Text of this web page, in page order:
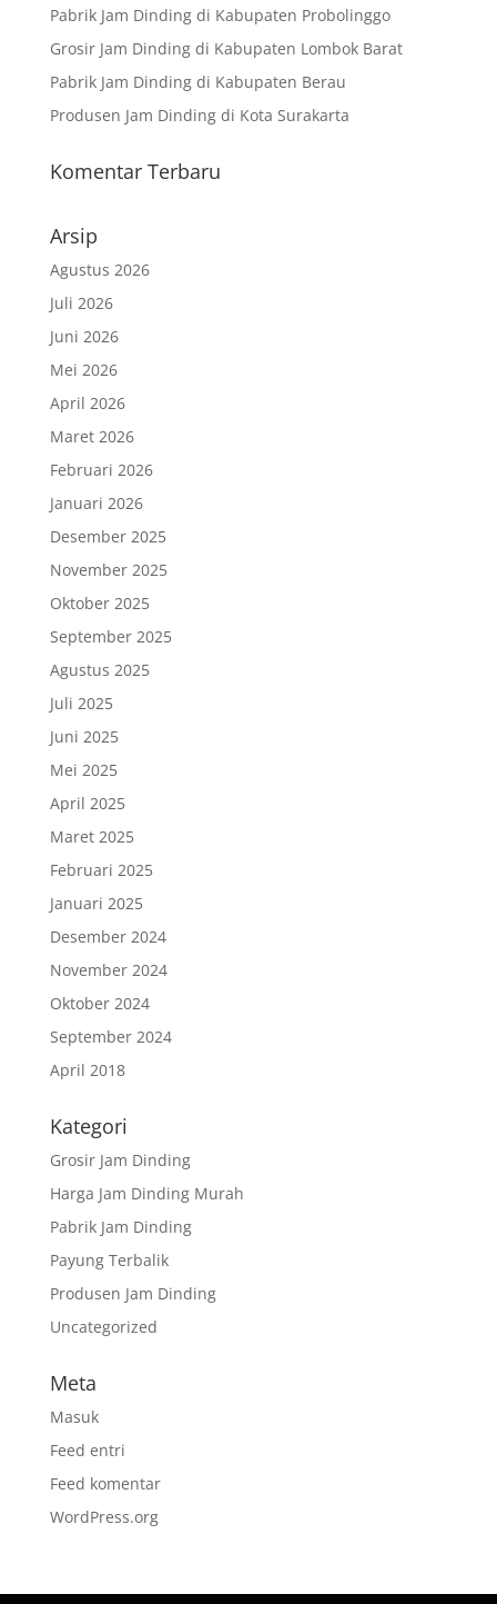
Pabrik Jam Dinding di Kabupaten Probolinggo
Grosir Jam Dinding di Kabupaten Lombok Barat
Pabrik Jam Dinding di Kabupaten Berau
Produsen Jam Dinding di Kota Surakarta
Komentar Terbaru
Arsip
Agustus 2026
Juli 2026
Juni 2026
Mei 2026
April 2026
Maret 2026
Februari 2026
Januari 2026
Desember 2025
November 2025
Oktober 2025
September 2025
Agustus 2025
Juli 2025
Juni 2025
Mei 2025
April 2025
Maret 2025
Februari 2025
Januari 2025
Desember 2024
November 2024
Oktober 2024
September 2024
April 2018
Kategori
Grosir Jam Dinding
Harga Jam Dinding Murah
Pabrik Jam Dinding
Payung Terbalik
Produsen Jam Dinding
Uncategorized
Meta
Masuk
Feed entri
Feed komentar
WordPress.org